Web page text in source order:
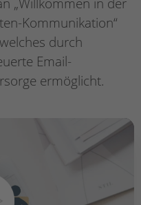
Kommunikation“
durch
Email-
ermöglicht.